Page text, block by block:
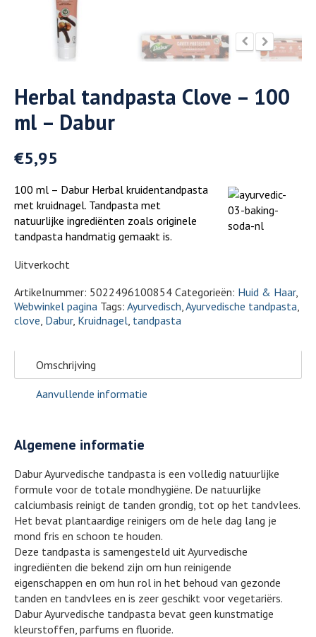
Herbal tandpasta Clove – 100
ml – Dabur
€5,95
100 ml – Dabur Herbal kruidentandpasta
met kruidnagel. Tandpasta met
natuurlijke ingrediënten zoals originele
tandpasta handmatig gemaakt is.
Uitverkocht
Artikelnummer: 5022496100854 Categorieën: Huid & Haar,
Webwinkel pagina Tags: Ayurvedisch Ayurvedische tandpasta
clove Dabur, Kruidnagel tandpasta
Omschrijving
Aanvullende informatie
Algemene informatie
Dabur Ayurvedische tandpasta is een volledig natuurlijke
formule voor de totale mondhygiëne. De natuurlijke
calciumbasis reinigt de tanden grondig, tot op het tandvlees.
Het bevat plantaardige reinigers om de hele dag lang je
mond fris en schoon te houden.
Deze tandpasta is samengesteld uit Ayurvedische
ingrediënten die bekend zijn om hun reinigende
eigenschappen en om hun rol in het behoud van gezonde
tanden en tandvlees en is zeer geschikt voor vegetariërs.
Dabur Ayurvedische tandpasta bevat geen kunstmatige
kleurstoffen, parfums en fluoride.